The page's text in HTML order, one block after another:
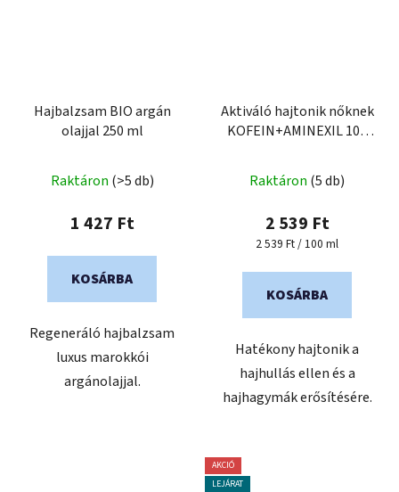
Hajbalzsam BIO argán
olajjal 250 ml
Raktáron (>5 db)
1 427 Ft
KOSÁRBA
Regeneráló hajbalzsam
luxus marokkói
argánolajjal.
Aktiváló hajtonik nőknek
KOFEIN+AMINEXIL 100
Raktáron (5 db)
2 539 Ft
Egységár:
2 539 Ft / 100 ml
KOSÁRBA
Hatékony hajtonik a
hajhullás ellen és a
hajhagymák erősítésére.
AKCIÓ
LEJÁRAT